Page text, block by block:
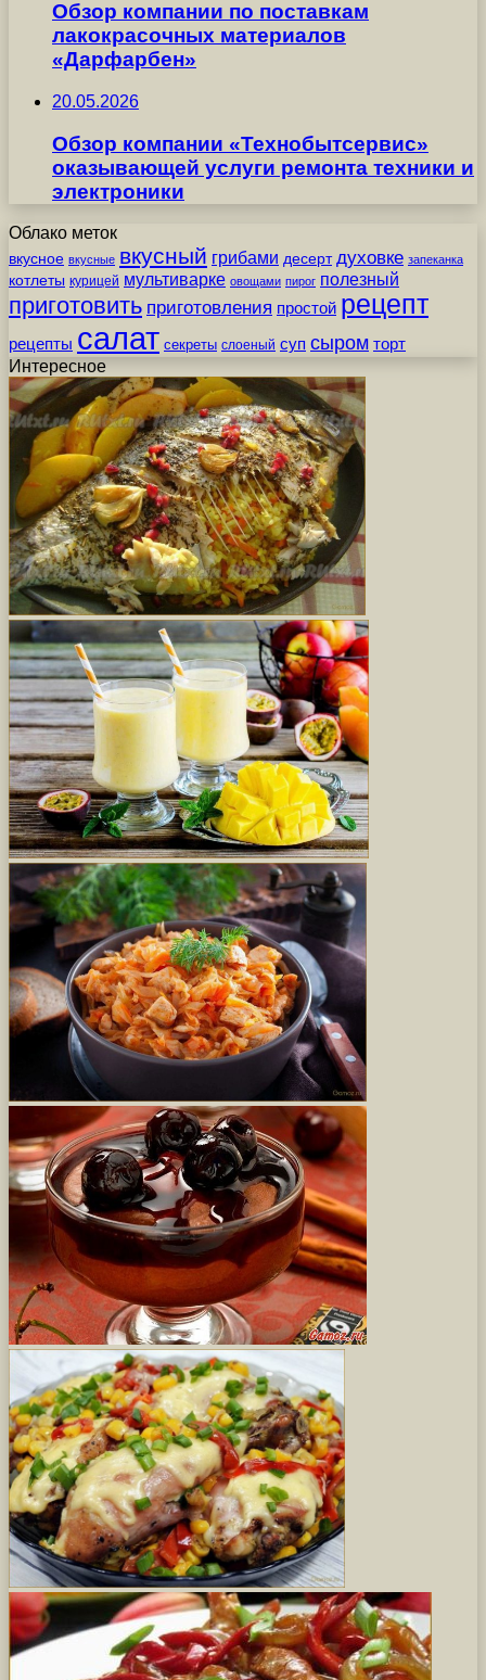
Обзор компании по поставкам
лакокрасочных материалов
«Дарфарбен»
20.05.2026
Обзор компании «Технобытсервис»
оказывающей услуги ремонта техники и
электроники
Облако меток
вкусное вкусные вкусный грибами десерт духовке запеканка
котлеты курицей мультиварке овощами пирог полезный
приготовить приготовления простой рецепт
рецепты салат секреты слоеный суп сыром торт
Интересное